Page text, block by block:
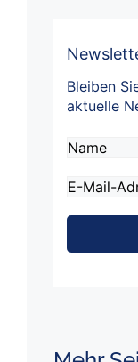
Bleiben
aktuelle